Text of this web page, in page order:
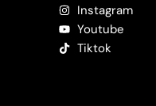
Instagram
Youtube
Tiktok